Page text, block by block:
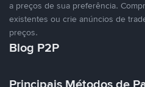
a preços de sua preferência.
existentes ou crie anúncios de
preços.
Blog P2P